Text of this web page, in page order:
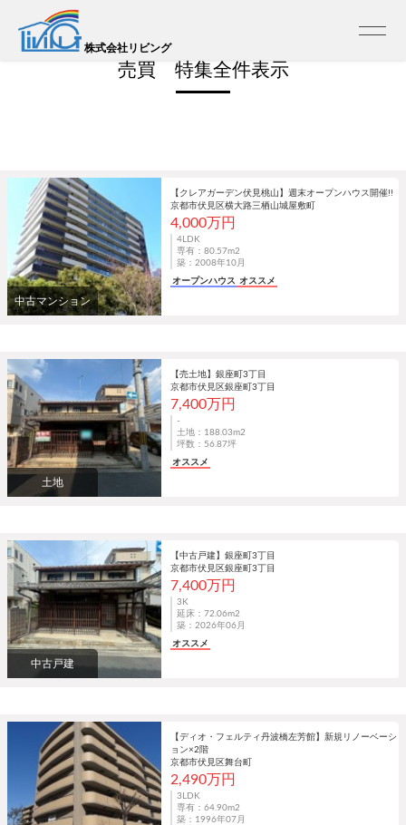
株式会社リビング
売買 特集全件表示
中古マンション
【クレアガーデン伏見桃山】週末オープンハウス開催!!
京都市伏見区横大路三栖山城屋敷町
4,000万円
4LDK
専有：80.57m2
築：2008年10月
オープンハウス オススメ
土地
【売土地】銀座町3丁目
京都市伏見区銀座町3丁目
7,400万円
-
土地：188.03m2
坪数：56.87坪
オススメ
中古戸建
【中古戸建】銀座町3丁目
京都市伏見区銀座町3丁目
7,400万円
3K
延床：72.06m2
築：2026年06月
オススメ
【ディオ・フェルティ丹波橋左芳館】新規リノーベーシ
ョン×2階
京都市伏見区舞台町
2,490万円
3LDK
専有：64.90m2
築：1996年07月